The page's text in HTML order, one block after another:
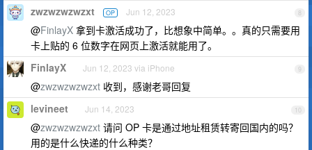
8
zwzwzwzwzxt OP Jun 12, 2023
@FinlayX 拿到卡激活成功了，比想象中简单。。真的只需要用
卡上贴的 6 位数字在网页上激活就能用了。
9
FinlayX Jun 12, 2023 via iPhone
@zwzwzwzwzxt 收到，感谢老哥回复
10
levineet Jun 14, 2023
@zwzwzwzwzxt 请问 OP 卡是通过地址租赁转寄回国内的吗？
用的是什么快递的什么种类？